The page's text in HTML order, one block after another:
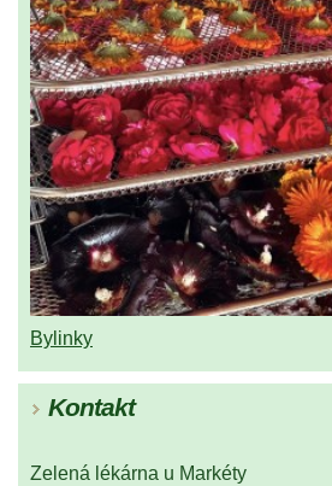
Bylinky
Kontakt
Zelená lékárna u Markéty